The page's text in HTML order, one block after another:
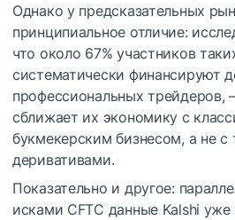
Однако у предсказательных
принципиальное отличие:
что около 67% участников
систематически финансируют
профессиональных трейдеров,
сближает их экономику с
букмекерским бизнесом, а не
деривативами.
Показательно и другое:
исками CFTC данные Kalshi